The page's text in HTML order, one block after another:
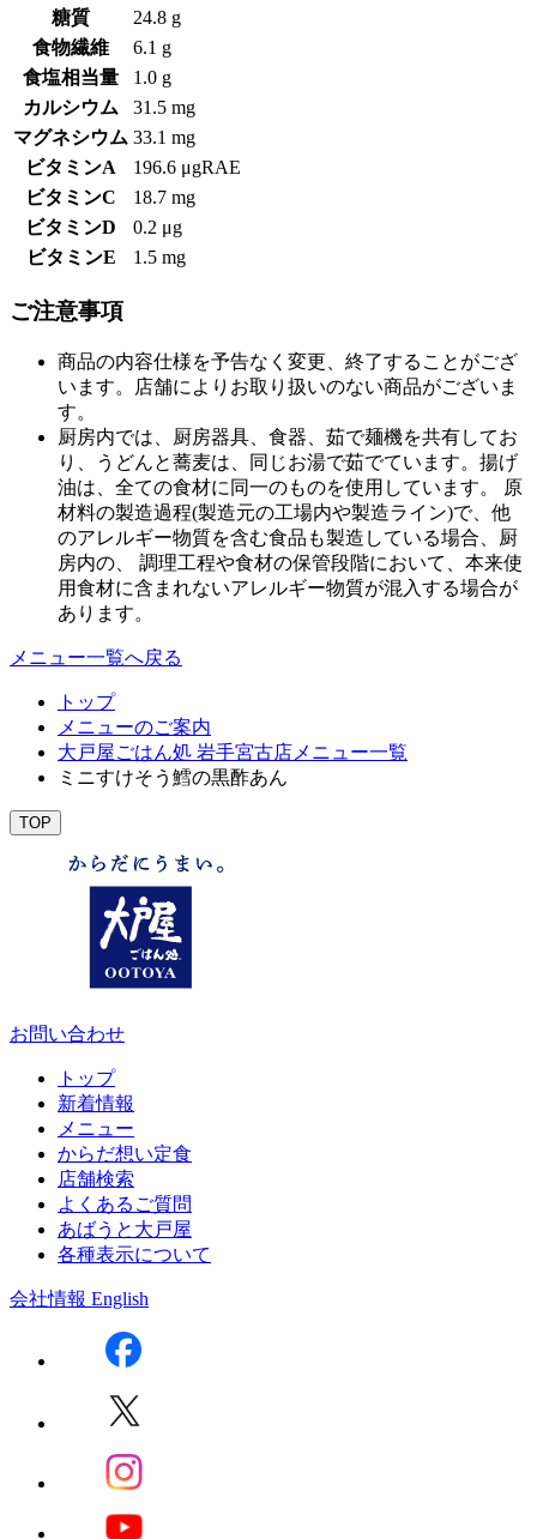
糖質
24.8 g
食物繊維
6.1 g
食塩相当量
1.0 g
カルシウム
31.5 mg
マグネシウム 33.1 mg
ビタミンA
196.6 μgRAE
ビタミンC
18.7 mg
ビタミンD
0.2 μg
ビタミンE
1.5 mg
ご注意事項
商品の内容仕様を予告なく変更、終了することがござ
います。店舗によりお取り扱いのない商品がございま
す。
厨房内では、厨房器具、食器、茹で麺機を共有してお
り、うどんと蕎麦は、同じお湯で茹でています。揚げ
油は、全ての食材に同一のものを使用しています。 原
材料の製造過程(製造元の工場内や製造ライン)で、他
のアレルギー物質を含む食品も製造している場合、厨
房内の、 調理工程や食材の保管段階において、本来使
用食材に含まれないアレルギー物質が混入する場合が
あります。
メニュー一覧へ戻る
トップ
メニューのご案内
大戸屋ごはん処 岩手宮古店メニュー一覧
ミニすけそう鱈の黒酢あん
TOP
お問い合わせ
トップ
新着情報
メニュー
からだ想い定食
店舗検索
よくあるご質問
あばうと大戸屋
各種表示について
会社情報 English